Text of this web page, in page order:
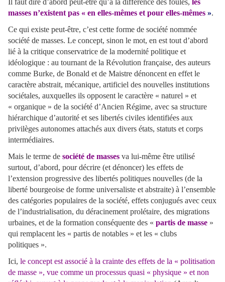
masses n’existent pas « en elles-mêmes et pour elles-mêmes ».
Ce qui existe peut-être, c’est cette forme de société nommée
société de masses. Le concept, sinon le mot, en est tout d’abord
lié à la critique conservatrice de la modernité politique et
idéologique : au tournant de la Révolution française, des auteurs
comme Burke, de Bonald et de Maistre dénoncent en effet le
caractère abstrait, mécanique, artificiel des nouvelles institutions
sociétales, auxquelles ils opposent le caractère « naturel » et
« organique » de la société d’Ancien Régime, avec sa structure
hiérarchique d’autorité et ses libertés civiles identifiées aux
privilèges autonomes attachés aux divers états, statuts et corps
intermédiaires.
Mais le terme de société de masses va lui-même être utilisé
surtout, d’abord, pour décrire (et dénoncer) les effets de
l’extension progressive des libertés politiques nouvelles (de la
liberté bourgeoise de forme universaliste et abstraite) à l’ensemble
des catégories populaires de la société, effets conjugués avec ceux
de l’industrialisation, du déracinement prolétaire, des migrations
urbaines, et de la formation conséquente des « partis de masse »
qui remplacent les « partis de notables » et les « clubs
politiques ».
Ici, le concept est associé à la crainte des effets de la « politisation
de masse », vue comme un processus quasi « physique » et non